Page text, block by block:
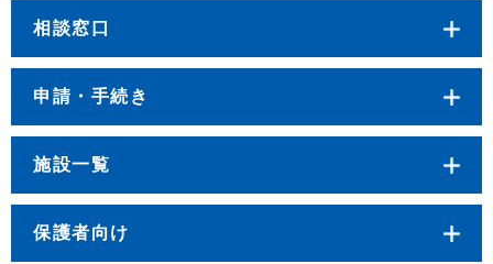
相談窓口
申請・手続き
施設一覧
保護者向け